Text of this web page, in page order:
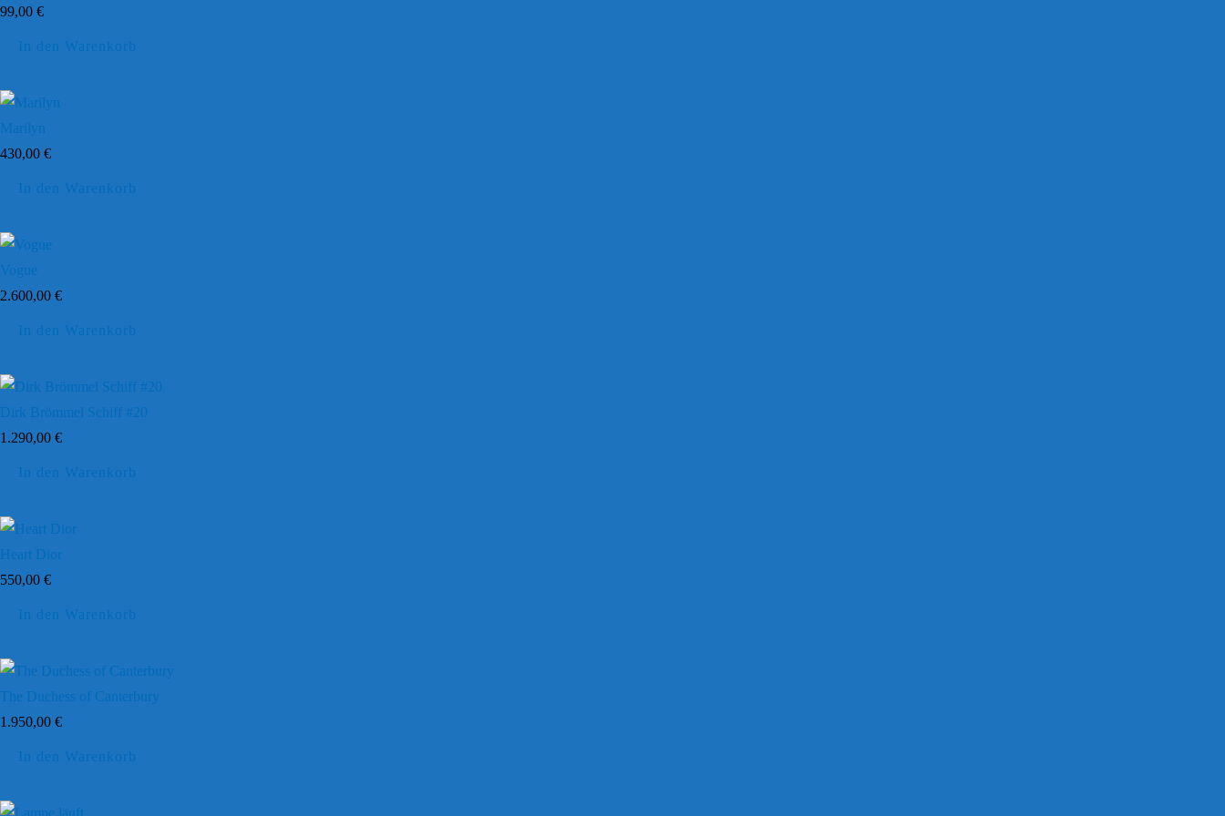
99,00 €
In den Warenkorb
Marilyn
430,00 €
In den Warenkorb
Vogue
2.600,00 €
In den Warenkorb
Dirk Brömmel Schiff #20
1.290,00 €
In den Warenkorb
Heart Dior
550,00 €
In den Warenkorb
The Duchess of Canterbury
1.950,00 €
In den Warenkorb